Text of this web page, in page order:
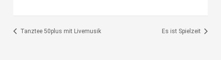
Tanztee 50plus mit Livemusik Es ist Spielzeit